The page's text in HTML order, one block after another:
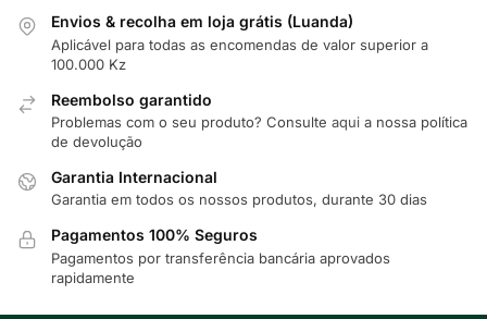
Envios & recolha em loja grátis (Luanda)
Aplicável para todas as encomendas de valor superior a
100.000 Kz
Reembolso garantido
Problemas com o seu produto? Consulte aqui a nossa política
de devolução
Garantia Internacional
Garantia em todos os nossos produtos, durante 30 dias
Pagamentos 100% Seguros
Pagamentos por transferência bancária aprovados
rapidamente